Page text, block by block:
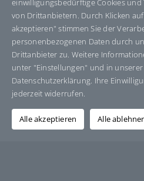
Facebook Bluesky
E-
Über den Autor:
einwilligungsbedürftige Cookies und
von Drittanbietern. Durch Klicken
akzeptieren" stimmen Sie der
personenbezogenen Daten durch
Drittanbieter zu. Weitere
unter "Einstellungen" und in unserer
Datenschutzerklärung. Ihre
jederzeit widerrufen.
Alle akzeptieren Alle